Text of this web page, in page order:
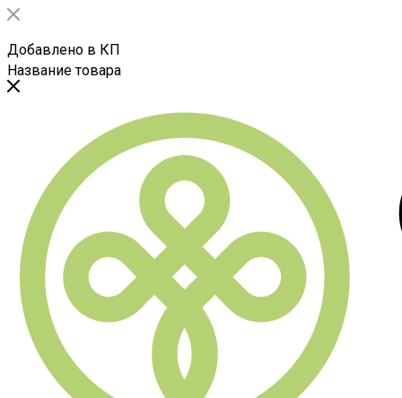
Добавлено в КП
Название товара